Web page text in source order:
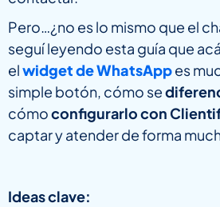
Pero…¿no es lo mismo que el
seguí leyendo esta guía que
elwidget de WhatsAppes
simple botón, cómo se
cómoconfigurarlo con
captar y atender de forma
Ideas clave: